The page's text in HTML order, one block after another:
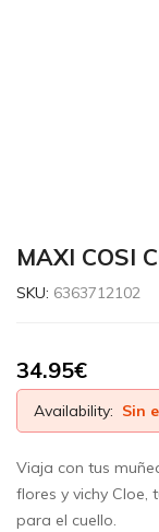
MAXI COSI
SKU: 6363712102
34.95€
Availability: Sin
Viaja con tus
flores y vichy Cloe,
para el cuello.